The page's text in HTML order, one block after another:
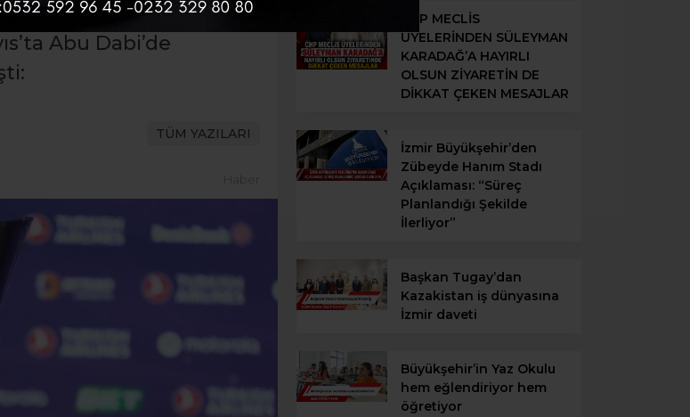
son iki takım Monaco
Abu Dabi’de
TÜM YAZILARI
Haber
CHP MECLİS
ÜYELERİNDEN SÜLEYMAN
KARADAĞ’A HAYIRLI
OLSUN ZİYARETİN DE
DİKKAT ÇEKEN MESAJLAR
İzmir Büyükşehir’den
Zübeyde Hanım Stadı
Açıklaması: “Süreç
Planlandığı Şekilde
İlerliyor”
Başkan Tugay’dan
Kazakistan iş dünyasına
İzmir daveti
Büyükşehir’in Yaz Okulu
hem eğlendiriyor hem
öğretiyor